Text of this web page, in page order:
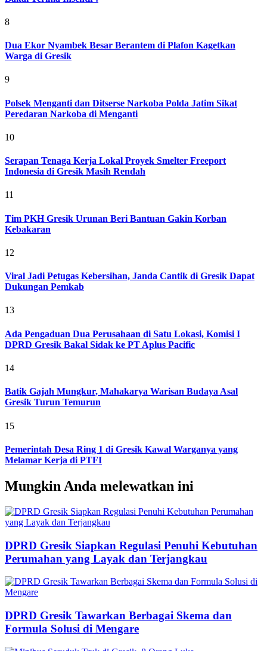
8
Dua Ekor Nyambek Besar Berantem di Plafon Kagetkan
Warga di Gresik
9
Polsek Menganti dan Ditserse Narkoba Polda Jatim Sikat
Peredaran Narkoba di Menganti
10
Serapan Tenaga Kerja Lokal Proyek Smelter Freeport
Indonesia di Gresik Masih Rendah
11
Tim PKH Gresik Urunan Beri Bantuan Gakin Korban
Kebakaran
12
Viral Jadi Petugas Kebersihan, Janda Cantik di Gresik Dapat
Dukungan Pemkab
13
Ada Pengaduan Dua Perusahaan di Satu Lokasi, Komisi I
DPRD Gresik Bakal Sidak ke PT Aplus Pacific
14
Batik Gajah Mungkur, Mahakarya Warisan Budaya Asal
Gresik Turun Temurun
15
Pemerintah Desa Ring 1 di Gresik Kawal Warganya yang
Melamar Kerja di PTFI
Mungkin Anda melewatkan ini
DPRD Gresik Siapkan Regulasi Penuhi Kebutuhan
Perumahan yang Layak dan Terjangkau
DPRD Gresik Tawarkan Berbagai Skema dan
Formula Solusi di Mengare